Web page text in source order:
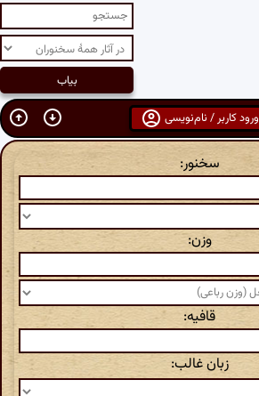
ورود کاربر / نام‌نویسی
سخنور:
وزن:
قافیه:
زبان غالب: